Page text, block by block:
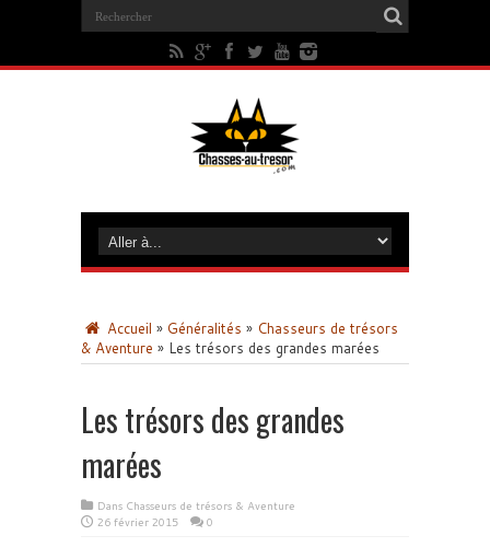
Accueil » Généralités » Chasseurs de trésors
& Aventure » Les trésors des grandes marées
Les trésors des grandes
marées
Dans Chasseurs de trésors & Aventure
26 février 2015
0